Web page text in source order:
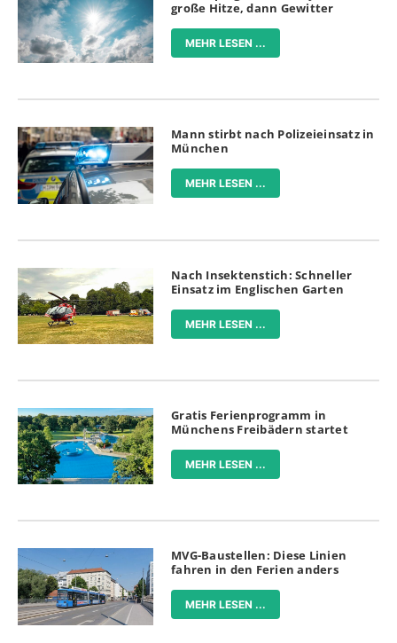
große Hitze, dann Gewitter
MEHR LESEN ...
Mann stirbt nach Polizeieinsatz in
München
MEHR LESEN ...
Nach Insektenstich: Schneller
Einsatz im Englischen Garten
MEHR LESEN ...
Gratis Ferienprogramm in
Münchens Freibädern startet
MEHR LESEN ...
MVG-Baustellen: Diese Linien
fahren in den Ferien anders
MEHR LESEN ...